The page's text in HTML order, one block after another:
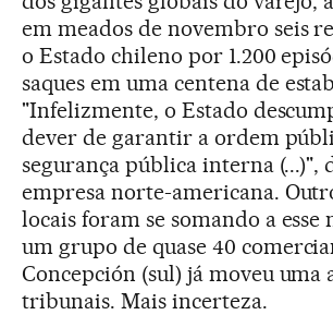
em meados de novembro seis
o Estado chileno por 1.200
saques em uma centena de
"Infelizmente, o Estado
dever de garantir a ordem
segurança pública interna (...)",
empresa norte-americana.
locais foram se somando a
um grupo de quase 40
Concepción (sul) já moveu uma
tribunais. Mais incerteza.